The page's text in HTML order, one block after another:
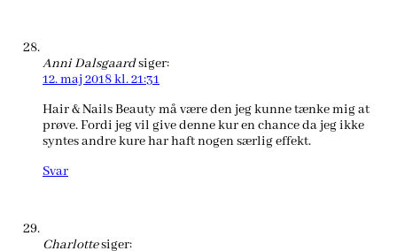
Anni Dalsgaardsiger:
12. maj 2018 kl. 21:31
Hair & Nails Beauty må være den jeg kunne tænke mig at
prøve. Fordi jeg vil give denne kur en chance da jeg ikke
syntes andre kure har haft nogen særlig effekt.
Svar
Charlottesiger: